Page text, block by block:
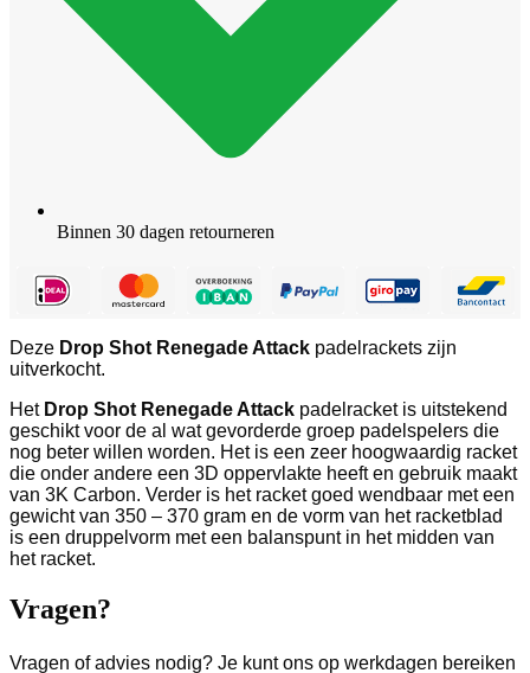
Binnen 30 dagen retourneren
Deze Drop Shot Renegade Attack padelrackets zijn
uitverkocht.
Het Drop Shot Renegade Attack padelracket is uitstekend
geschikt voor de al wat gevorderde groep padelspelers die
nog beter willen worden. Het is een zeer hoogwaardig racket
die onder andere een 3D oppervlakte heeft en gebruik maakt
van 3K Carbon. Verder is het racket goed wendbaar met een
gewicht van 350 – 370 gram en de vorm van het racketblad
is een druppelvorm met een balanspunt in het midden van
het racket.
Vragen?
Vragen of advies nodig? Je kunt ons op werkdagen bereiken